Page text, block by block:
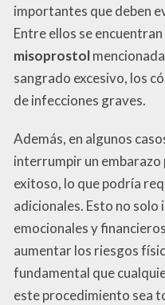
importantes que deben
Entre ellos se encuentran
misoprostol
sangrado excesivo, los
de infecciones graves.
Además, en algunos
interrumpir un
exitoso, lo que podría
adicionales. Esto no
emocionales y
aumentar los riesgos
fundamental que
este procedimiento sea